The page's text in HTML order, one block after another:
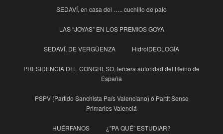
SEDAVÍ, en casa del ….. cuchillo de palo
LAS “JOYAS” EN LOS PREMIOS GOYA
SEDAVÍ, DE VERGÜENZA HidroIDEOLOGÍA
PRESIDENCIA DEL CONGRESO, tercera autoridad del Reino de
España
PSPV (Partido Sanchista País Valenciano) ó Partit Sense
Primaries Valenciá
HUÉRFANOS ¿”PA QUÉ” ESTUDIAR?